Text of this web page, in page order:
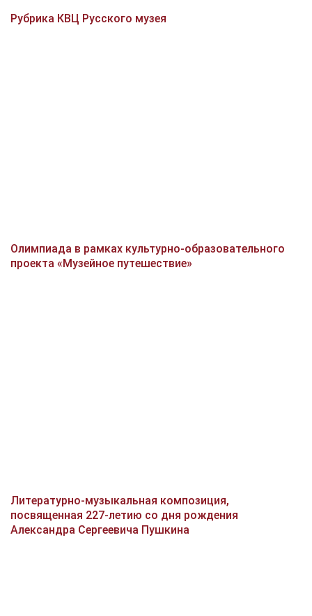
Рубрика КВЦ Русского музея
Олимпиада в рамках культурно-образовательного
проекта «Музейное путешествие»
Литературно-музыкальная композиция,
посвященная 227-летию со дня рождения
Александра Сергеевича Пушкина